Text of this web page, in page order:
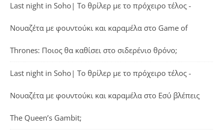
Last night in Soho| Το θρίλερ με το πρόχειρο τέλος -
Νουαζέτα με φουντούκι και καραμέλα στο Game of
Thrones: Ποιος θα καθίσει στο σιδερένιο θρόνο;
Last night in Soho| Το θρίλερ με το πρόχειρο τέλος -
Νουαζέτα με φουντούκι και καραμέλα στο Εσύ βλέπεις
The Queen’s Gambit;